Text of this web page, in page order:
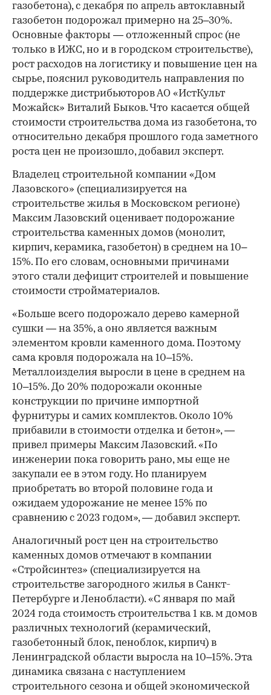
газобетона), с декабря по апрель автоклавный
газобетон подорожал примерно на 25–30%.
Основные факторы — отложенный спрос (не
только в ИЖС, но и в городском строительстве),
рост расходов на логистику и повышение цен на
сырье, пояснил руководитель направления по
поддержке дистрибьюторов АО «ИстКульт
Можайск» Виталий Быков. Что касается общей
стоимости строительства дома из газобетона, то
относительно декабря прошлого года заметного
роста цен не произошло, добавил эксперт.
Владелец строительной компании «Дом
Лазовского» (специализируется на
строительстве жилья в Московском регионе)
Максим Лазовский оценивает подорожание
строительства каменных домов (монолит,
кирпич, керамика, газобетон) в среднем на 10–
15%. По его словам, основными причинами
этого стали дефицит строителей и повышение
стоимости стройматериалов.
«Больше всего подорожало дерево камерной
сушки — на 35%, а оно является важным
элементом кровли каменного дома. Поэтому
сама кровля подорожала на 10–15%.
Металлоизделия выросли в цене в среднем на
10–15%. До 20% подорожали оконные
конструкции по причине импортной
фурнитуры и самих комплектов. Около 10%
прибавили в стоимости отделка и бетон», —
привел примеры Максим Лазовский. «По
инженерии пока говорить рано, мы еще не
закупали ее в этом году. Но планируем
приобретать во второй половине года и
ожидаем удорожание не менее 15% по
сравнению с 2023 годом», — добавил эксперт.
Аналогичный рост цен на строительство
каменных домов отмечают в компании
«Стройсинтез» (специализируется на
строительстве загородного жилья в Санкт-
Петербурге и Ленобласти). «С января по май
2024 года стоимость строительства 1 кв. м домов
различных технологий (керамический,
газобетонный блок, пеноблок, кирпич) в
Ленинградской области выросла на 10–15%. Эта
динамика связана с наступлением
строительного сезона и общей экономической